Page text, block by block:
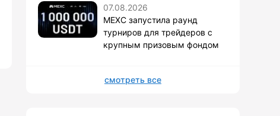
07.08.2026
MEXC запустила раунд
турниров для трейдеров с
крупным призовым фондом
смотреть все